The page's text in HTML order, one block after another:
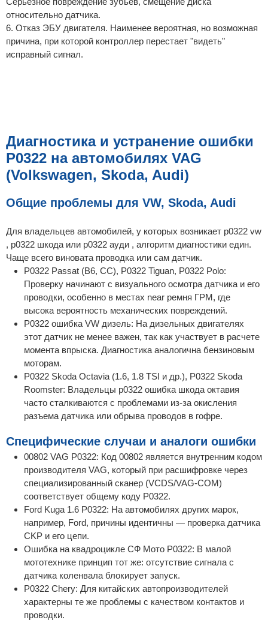
относительно датчика.
6. Отказ ЭБУ двигателя. Наименее вероятная, но возможная
причина, при которой контроллер перестает "видеть"
исправный сигнал.
Диагностика и устранение ошибки
P0322 на автомобилях VAG
(Volkswagen, Skoda, Audi)
Общие проблемы для VW, Skoda, Audi
Для владельцев автомобилей, у которых возникает p0322 vw
, p0322 шкода или p0322 ауди , алгоритм диагностики един.
Чаще всего виновата проводка или сам датчик.
P0322 Passat (B6, CC), P0322 Tiguan, P0322 Polo:
Проверку начинают с визуального осмотра датчика и его
проводки, особенно в местах near ремня ГРМ, где
высока вероятность механических повреждений.
P0322 ошибка VW дизель: На дизельных двигателях
этот датчик не менее важен, так как участвует в расчете
момента впрыска. Диагностика аналогична бензиновым
моторам.
P0322 Skoda Octavia (1.6, 1.8 TSI и др.), P0322 Skoda
Roomster: Владельцы p0322 ошибка шкода октавия
часто сталкиваются с проблемами из-за окисления
разъема датчика или обрыва проводов в гофре.
Специфические случаи и аналоги ошибки
00802 VAG P0322: Код 00802 является внутренним кодом
производителя VAG, который при расшифровке через
специализированный сканер (VCDS/VAG-COM)
соответствует общему коду P0322.
Ford Kuga 1.6 P0322: На автомобилях других марок,
например, Ford, причины идентичны — проверка датчика
CKP и его цепи.
Ошибка на квадроцикле СФ Мото P0322: В малой
мототехнике принцип тот же: отсутствие сигнала с
датчика коленвала блокирует запуск.
P0322 Chery: Для китайских автопроизводителей
характерны те же проблемы с качеством контактов и
проводки.